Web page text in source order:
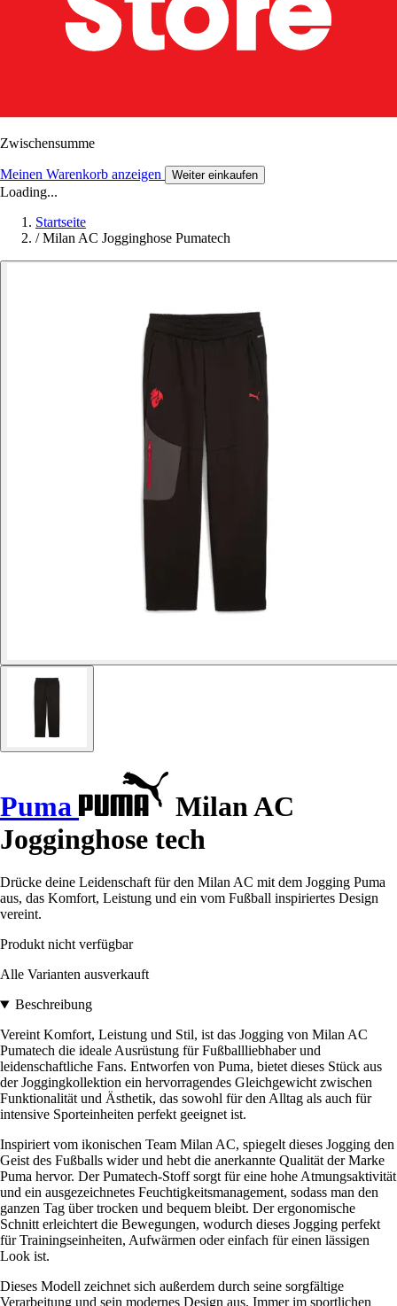
Zwischensumme
Meinen Warenkorb anzeigen Weiter einkaufen
Loading...
Startseite
/ Milan AC Jogginghose Pumatech
Puma
Milan AC
Jogginghose tech
Drücke deine Leidenschaft für den Milan AC mit dem Jogging Puma
aus, das Komfort, Leistung und ein vom Fußball inspiriertes Design
vereint.
Produkt nicht verfügbar
Alle Varianten ausverkauft
Beschreibung
Vereint Komfort, Leistung und Stil, ist das Jogging von Milan AC
Pumatech die ideale Ausrüstung für Fußballliebhaber und
leidenschaftliche Fans. Entworfen von Puma, bietet dieses Stück aus
der Joggingkollektion ein hervorragendes Gleichgewicht zwischen
Funktionalität und Ästhetik, das sowohl für den Alltag als auch für
intensive Sporteinheiten perfekt geeignet ist.
Inspiriert vom ikonischen Team Milan AC, spiegelt dieses Jogging den
Geist des Fußballs wider und hebt die anerkannte Qualität der Marke
Puma hervor. Der Pumatech-Stoff sorgt für eine hohe Atmungsaktivität
und ein ausgezeichnetes Feuchtigkeitsmanagement, sodass man den
ganzen Tag über trocken und bequem bleibt. Der ergonomische
Schnitt erleichtert die Bewegungen, wodurch dieses Jogging perfekt
für Trainingseinheiten, Aufwärmen oder einfach für einen lässigen
Look ist.
Dieses Modell zeichnet sich außerdem durch seine sorgfältige
Verarbeitung und sein modernes Design aus. Immer im sportlichen